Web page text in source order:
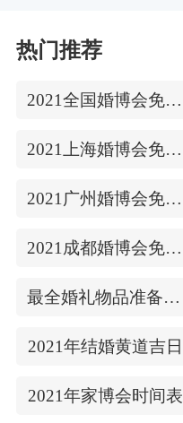
热门推荐
2021全国婚博会免费门票
2021上海婚博会免费门票
2021广州婚博会免费门票
2021成都婚博会免费门票
最全婚礼物品准备清单
2021年结婚黄道吉日
2021年家博会时间表